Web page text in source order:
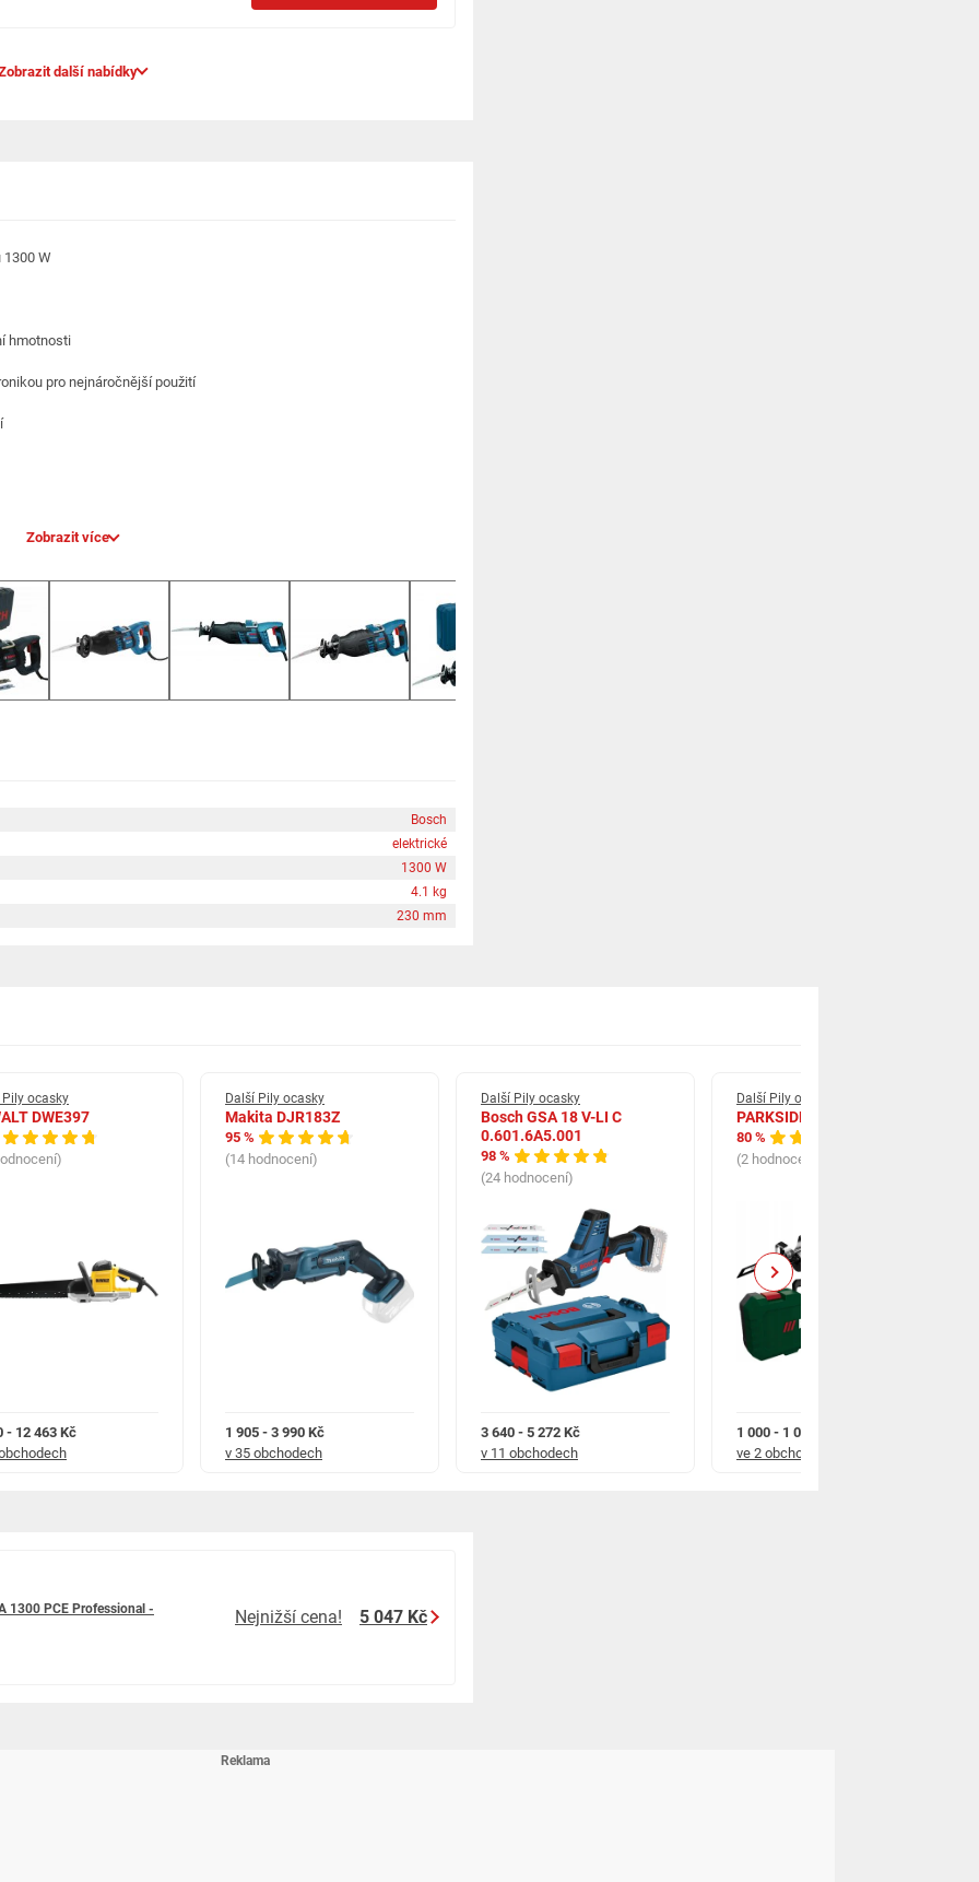
další nabídky
W
hmotnosti
pro nejnáročnější použití
výměnu pilového listu jednou rukou
Bosch včetně nabíječek splňují nejvyšší nároky na kvalitu. Z
Premium pro akumulátory a nabíječky. Platí pro veškeré profesionální
Pokud se během doby trvání servisu Premium pro akumulátory
nabíječky závada na základě vady materiálu nebo výrobní
Zobrazit více
Bosch
elektrické
1300 W
4.1 kg
230 mm
Pily ocasky
DWE397
- 12 463 Kč
Další Pily ocasky
Makita DJR183Z
95 %
(14 hodnocení)
1 905 - 3 990 Kč
v 35 obchodech
Další Pily ocasky
Bosch GSA 18 V-LI C
0.601.6A5.001
98 %
(24 hodnocení)
3 640 - 5 272 Kč
v 11 obchodech
Další Pily ocasky
PARKSIDE PFS 850 C3
80 %
(2 hodnocení)
1 000 - 1 045 Kč
ve 2 obchodech
Next
1300 PCE Professional -
Nejnižší cena! 5 047 Kč